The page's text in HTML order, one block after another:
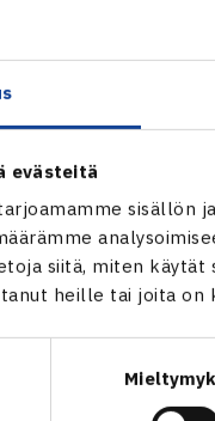
evästeitä
sisällön
siitä, miten käytät
heille tai joita on
Juan Iganacio
67(7) 76(4) [10-8]
verkkosivut
Openin